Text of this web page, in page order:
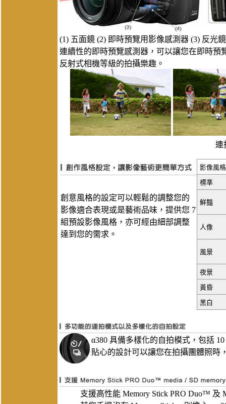
(1) 五面鏡 (2) 即時預覽用影像感測器 (3) 反光
連續性的即時預覽感測器，可以讓您在即時
反射式相機等級的拍攝樂趣。
連
影像風格
標準
鮮豔
人像
風景
夜景
黃昏
黑白
創意風格的設定可以輕鬆的調整您的
影像適合表現或是藝術品味，提供您 7
組預設影像風格，亦可經由細部調整
達到您的需求。
α380 具備多樣化的自拍模式，包括
貼心的設計可以讓您在拍攝團體照時
支援高性能 Memory Stick PRO Duo™ 及